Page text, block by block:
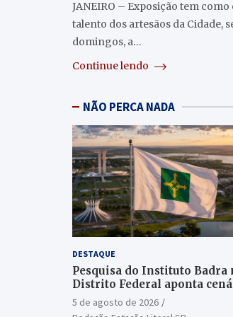
JANEIRO – Exposição tem
talento dos artesãos da Cidade,
domingos, a…
Continue lendo
NÃO PERCA NADA
DESTAQUE
Pesquisa do Instituto Badra
Distrito Federal aponta
aberto para o Senado
5 de agosto de 2026